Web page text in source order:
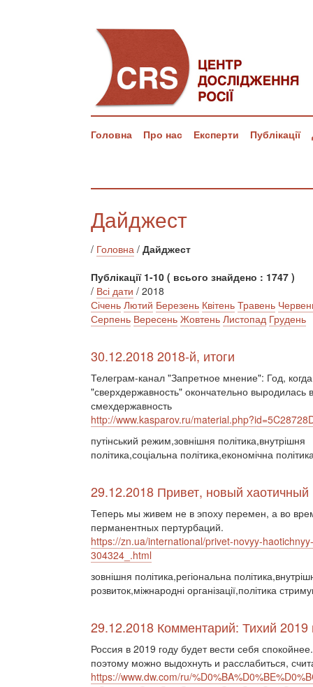
Головна Про нас Експерти Публікації
Дайджест
/ Головна / Дайджест
Публікації 1-10 ( всього знайдено : 1747 )
/ Всі дати / 2018
Січень Лютий Березень Квітень Травень
Серпень Вересень Жовтень Листопад Грудень
30.12.2018 2018-й, итоги
Телеграм-канал "Запретное мнение": Год, когда
"сверхдержавность" окончательно выродилась в
смехдержавность
http://www.kasparov.ru/
путінський режим,зовнішня політика,внутрішня
політика,соціальна політика,економічна
29.12.2018 Привет, новый
Теперь мы живем не в эпоху перемен, а во
перманентных пертурбаций.
https://zn.ua/international/privet-novyy-
304324_.html
зовнішня політика,регіональна
розвиток,міжнародні організації,політика
29.12.2018 Комментарий: Тихий
Россия в 2019 году будет вести себя
поэтому можно выдохнуть и расслабиться,
https://www.dw.com/ru/